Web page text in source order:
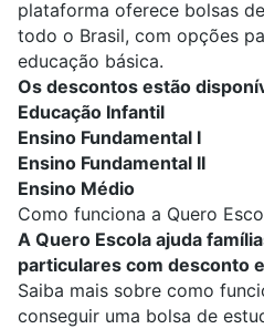
plataforma oferece bolsas
todo o Brasil, com opções
educação básica.
Os descontos estão
Educação Infantil
Ensino Fundamental I
Ensino Fundamental II
Ensino Médio
Como funciona a Quero
A Quero Escola ajuda
particulares com desconto
Saiba mais sobre como
conseguir uma bolsa de